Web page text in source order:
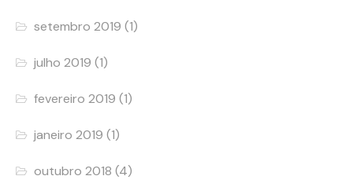
setembro 2019 (1)
julho 2019 (1)
fevereiro 2019 (1)
janeiro 2019 (1)
outubro 2018 (4)